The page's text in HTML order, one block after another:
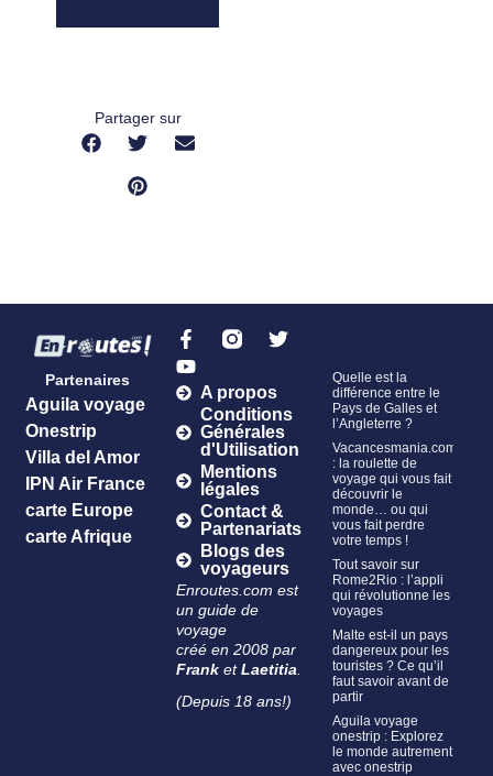
Partager sur
Partenaires
Aguila voyage
Onestrip
Villa del Amor
IPN Air France
carte Europe
carte Afrique
A propos
Conditions
Générales
d'Utilisation
Mentions
légales
Contact &
Partenariats
Blogs des
voyageurs
Enroutes.com est
un guide de
voyage
créé en 2008 par
FranketLaetitia
(Depuis 18 ans!)
Quelle est la
différence entre le
Pays de Galles et
l’Angleterre ?
Vacancesmania.com
: la roulette de
voyage qui vous fait
découvrir le
monde… ou qui
vous fait perdre
votre temps !
Tout savoir sur
Rome2Rio : l’appli
qui révolutionne les
voyages
Malte est-il un pays
dangereux pour les
touristes ? Ce qu’il
faut savoir avant de
partir
Aguila voyage
onestrip : Explorez
le monde autrement
avec onestrip